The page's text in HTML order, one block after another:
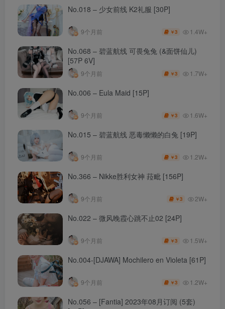
No.018 – 少女前线 K2礼服 [30P]
9个月前 ￥3 1.4W+
No.068 – 碧蓝航线 可畏兔兔 (&面饼仙儿)
[57P 6V]
9个月前 ￥3 1.7W+
No.006 – Eula Maid [15P]
9个月前 ￥3 1.6W+
No.015 – 碧蓝航线 恶毒懒懒的白兔 [19P]
9个月前 ￥3 1.2W+
No.366 – Nikke胜利女神 菈毗 [156P]
9个月前 ￥3 2W+
No.022 – 微风晚霞心跳不止02 [24P]
9个月前 ￥3 1.5W+
No.004-[DJAWA] Mochilero en Violeta [61P]
9个月前 ￥3 1.2W+
No.056 – [Fantia] 2023年08月订阅 (5套)